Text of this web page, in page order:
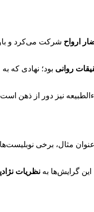
ارواح شرکت می‌کرد و
بود؛ نهادی که
نیز دور از ذهن است.
مثال، برخی
نظریات